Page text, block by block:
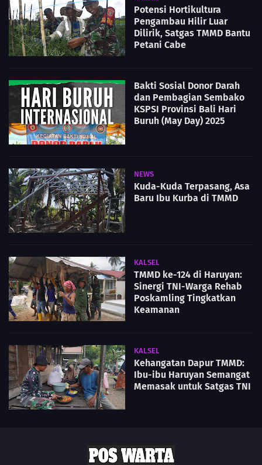
Potensi Hortikultura
Pengambau Hilir Luar
Dilirik, Satgas TMMD Bantu
Petani Cabe
Bakti Sosial Donor Darah
dan Pembagian Sembako
KSPSI Provinsi Bali Hari
Buruh (May Day) 2025
NEWS
Kuda-Kuda Terpasang, Asa
Baru Ibu Kurba di TMMD
KALSEL
TMMD ke-124 di Haruyan:
Sinergi TNI-Warga Rehab
Poskamling Tingkatkan
Keamanan
KALSEL
Kehangatan Dapur TMMD:
Ibu-ibu Haruyan Semangat
Memasak untuk Satgas TNI